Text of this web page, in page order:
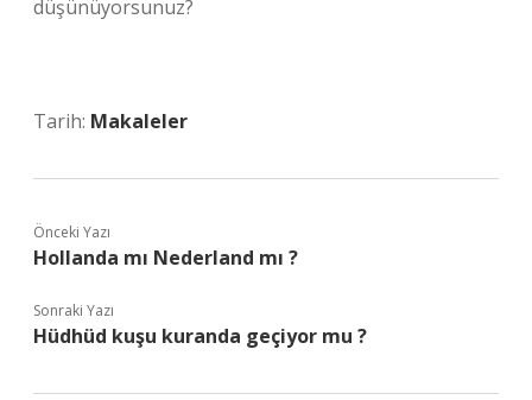
düşünüyorsunuz?
Tarih: Makaleler
Önceki Yazı
Hollanda mı Nederland mı ?
Sonraki Yazı
Hüdhüd kuşu kuranda geçiyor mu ?